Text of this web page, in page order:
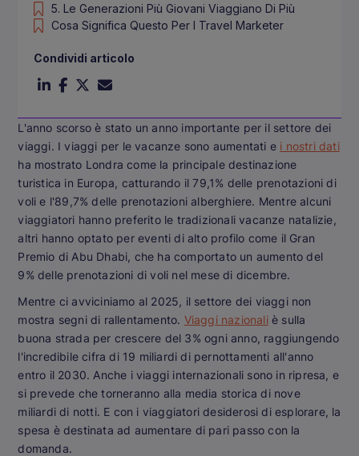
L'anno scorso è stato un anno importante per il settore dei
viaggi. I viaggi per le vacanze sono aumentati e i nostri dati
ha mostrato Londra come la principale destinazione
turistica in Europa, catturando il 79,1% delle prenotazioni di
voli e l'89,7% delle prenotazioni alberghiere. Mentre alcuni
viaggiatori hanno preferito le tradizionali vacanze natalizie,
altri hanno optato per eventi di alto profilo come il Gran
Premio di Abu Dhabi, che ha comportato un aumento del
9% delle prenotazioni di voli nel mese di dicembre.
Mentre ci avviciniamo al 2025, il settore dei viaggi non
mostra segni di rallentamento. Viaggi nazionaliè sulla
buona strada per crescere del 3% ogni anno, raggiungendo
l'incredibile cifra di 19 miliardi di pernottamenti all'anno
entro il 2030. Anche i viaggi internazionali sono in ripresa, e
si prevede che torneranno alla media storica di nove
miliardi di notti. E con i viaggiatori desiderosi di esplorare, la
spesa è destinata ad aumentare di pari passo con la
domanda.
5. Le Generazioni Più Giovani Viaggiano Di Più
Cosa Significa Questo Per I Travel Marketer
Condividi articolo